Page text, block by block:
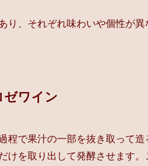
り、それぞれ味わいや個性が
ゼワイン
程で果汁の一部を抜き取って
けを取り出して発酵させます